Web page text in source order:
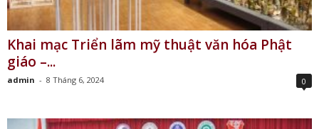
Khai mạc Triển lãm mỹ thuật văn hóa Phật
giáo –...
admin - 8 Tháng 6, 2024 0